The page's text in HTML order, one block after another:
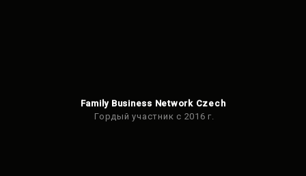
Family Business Network Czech
Гордый участник с 2016 г.